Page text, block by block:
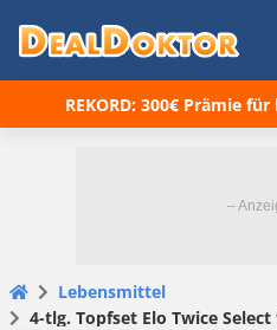
REKORD: 300€ Prämie
Lebensmittel
4-tlg. Topfset Elo Twice